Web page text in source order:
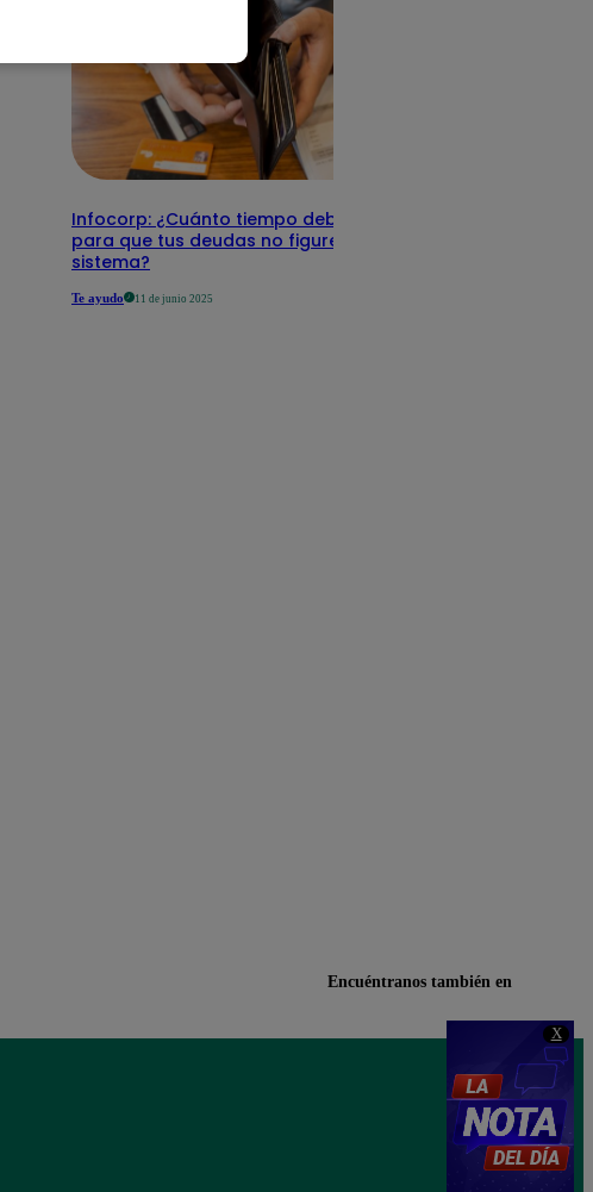
X
Infocorp: ¿Cuánto tiempo debe pasar
para que tus deudas no figuren en su
sistema?
Te ayudo 11 de junio 2025
Encuéntranos también en